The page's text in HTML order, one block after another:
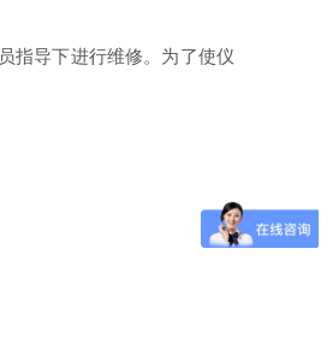
指导下进行维修。为了使仪